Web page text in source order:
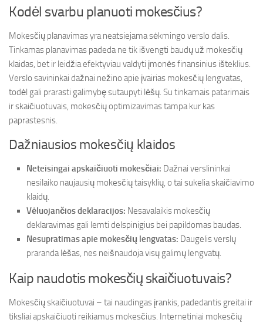
Kodėl svarbu planuoti mokesčius?
Mokesčių planavimas yra neatsiejama sėkmingo verslo dalis.
Tinkamas planavimas padeda ne tik išvengti baudų už mokesčių
klaidas, bet ir leidžia efektyviau valdyti įmonės finansinius išteklius.
Verslo savininkai dažnai nežino apie įvairias mokesčių lengvatas,
todėl gali prarasti galimybę sutaupyti lėšų. Su tinkamais patarimais
ir skaičiuotuvais, mokesčių optimizavimas tampa kur kas
paprastesnis.
Dažniausios mokesčių klaidos
Neteisingai apskaičiuoti mokesčiai: Dažnai verslininkai
nesilaiko naujausių mokesčių taisyklių, o tai sukelia skaičiavimo
klaidų.
Vėluojančios deklaracijos: Nesavalaikis mokesčių
deklaravimas gali lemti delspinigius bei papildomas baudas.
Nesupratimas apie mokesčių lengvatas: Daugelis verslų
praranda lėšas, nes neišnaudoja visų galimų lengvatų.
Kaip naudotis mokesčių skaičiuotuvais?
Mokesčių skaičiuotuvai – tai naudingas įrankis, padedantis greitai ir
tiksliai apskaičiuoti reikiamus mokesčius. Internetiniai mokesčių